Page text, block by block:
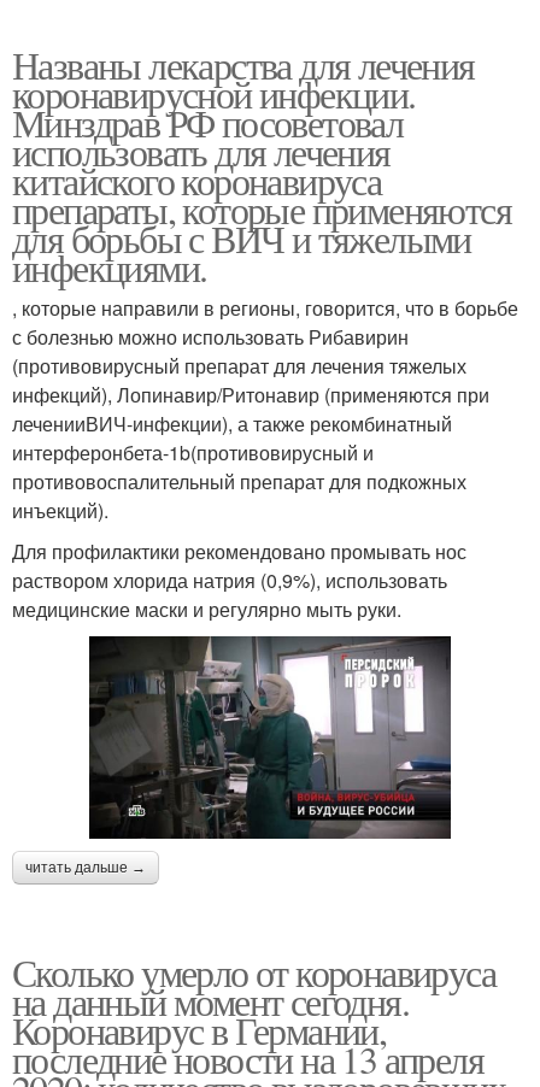
Названы лекарства для лечения
коронавирусной инфекции.
Минздрав РФ посоветовал
использовать для лечения
китайского коронавируса
препараты, которые применяются
для борьбы с ВИЧ и тяжелыми
инфекциями.
, которые направили в регионы, говорится, что в борьбе
с болезнью можно использовать Рибавирин
(противовирусный препарат для лечения тяжелых
инфекций), Лопинавир/Ритонавир (применяются при
леченииВИЧ-инфекции), а также рекомбинатный
интерферонбета-1b(противовирусный и
противовоспалительный препарат для подкожных
инъекций).
Для профилактики рекомендовано промывать нос
раствором хлорида натрия (0,9%), использовать
медицинские маски и регулярно мыть руки.
читать дальше →
Сколько умерло от коронавируса
на данный момент сегодня.
Коронавирус в Германии,
последние новости на 13 апреля